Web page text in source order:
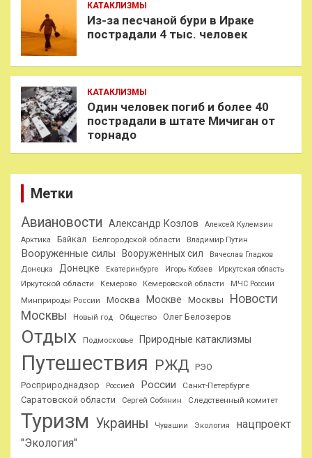
КАТАКЛИЗМЫ
Из-за песчаной бури в Ираке
пострадали 4 тыс. человек
КАТАКЛИЗМЫ
Один человек погиб и более 40
пострадали в штате Мичиган от
торнадо
Метки
Авиановости Александр Козлов
Алексей Кулемзин
Арктика
Байкал Белгородской области Владимир Путин
Вооруженные силы Вооруженных сил
Вячеслав Гладков
Донецка
Донецке Екатеринбурге Игорь Кобзев Иркутская область
Иркутской области Кемерово Кемеровской области
МЧС России
Минприроды России
Москва Москве Москвы
Новости
Москвы
Новый год Общество Олег Белозеров
Отдых Подмосковье Природные катаклизмы
Путешествия РЖД РЭО
Росприроднадзор
Россией России Санкт-Петербурге
Саратовской области Сергей Собянин Следственный комитет
Туризм Украины Чувашии Экология
нацпроект
"Экология"